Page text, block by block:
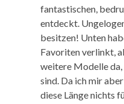
fantastischen,
entdeckt.
besitzen! Unten
Favoriten verlinkt,
weitere Modelle da,
sind. Da ich mir
diese Länge nichts